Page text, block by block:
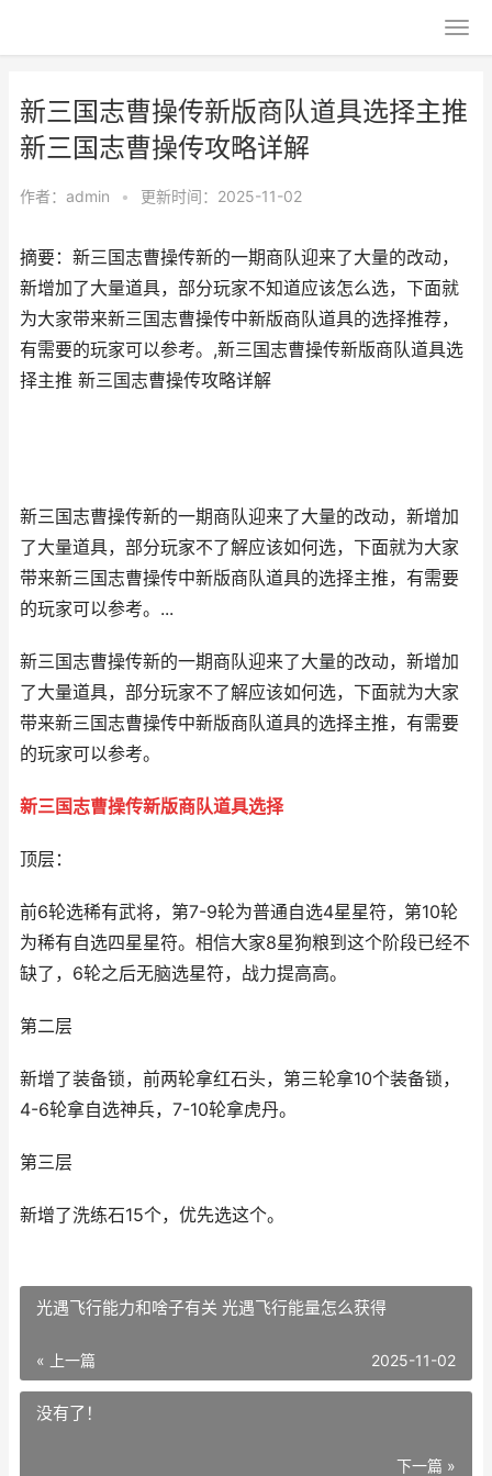
新三国志曹操传新版商队道具选择主推
新三国志曹操传攻略详解
作者： admin • 更新时间：2025-11-02
摘要：新三国志曹操传新的一期商队迎来了大量的改动，
新增加了大量道具，部分玩家不知道应该怎么选，下面就
为大家带来新三国志曹操传中新版商队道具的选择推荐，
有需要的玩家可以参考。,新三国志曹操传新版商队道具选
择主推 新三国志曹操传攻略详解
新三国志曹操传新的一期商队迎来了大量的改动，新增加
了大量道具，部分玩家不了解应该如何选，下面就为大家
带来新三国志曹操传中新版商队道具的选择主推，有需要
的玩家可以参考。...
新三国志曹操传新的一期商队迎来了大量的改动，新增加
了大量道具，部分玩家不了解应该如何选，下面就为大家
带来新三国志曹操传中新版商队道具的选择主推，有需要
的玩家可以参考。
新三国志曹操传新版商队道具选择
顶层：
前6轮选稀有武将，第7-9轮为普通自选4星星符，第10轮
为稀有自选四星星符。相信大家8星狗粮到这个阶段已经不
缺了，6轮之后无脑选星符，战力提高高。
第二层
新增了装备锁，前两轮拿红石头，第三轮拿10个装备锁，
4-6轮拿自选神兵，7-10轮拿虎丹。
第三层
新增了洗练石15个，优先选这个。
光遇飞行能力和啥子有关 光遇飞行能量怎么获得
« 上一篇 2025-11-02
没有了！
下一篇 »